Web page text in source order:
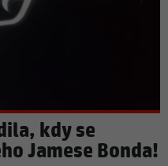
kdy se
Jamese Bonda!